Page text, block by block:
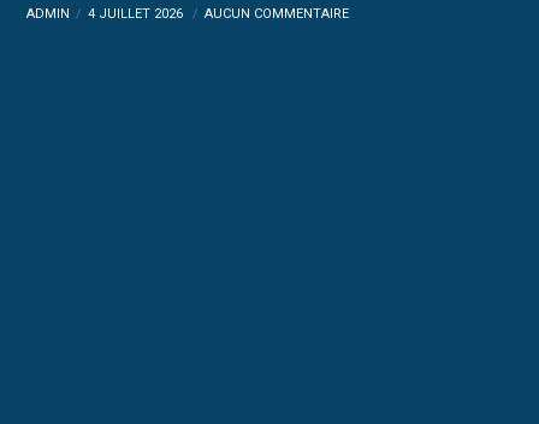
ADMIN 4 JUILLET 2026 AUCUN COMMENTAIRE